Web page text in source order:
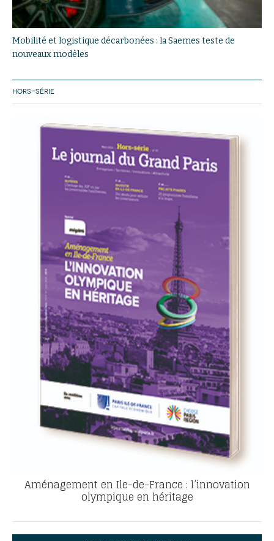
Mobilité et logistique décarbonées : la Saemes teste de
nouveaux modèles
HORS-SÉRIE
Aménagement en Ile-de-France : l’innovation
olympique en héritage